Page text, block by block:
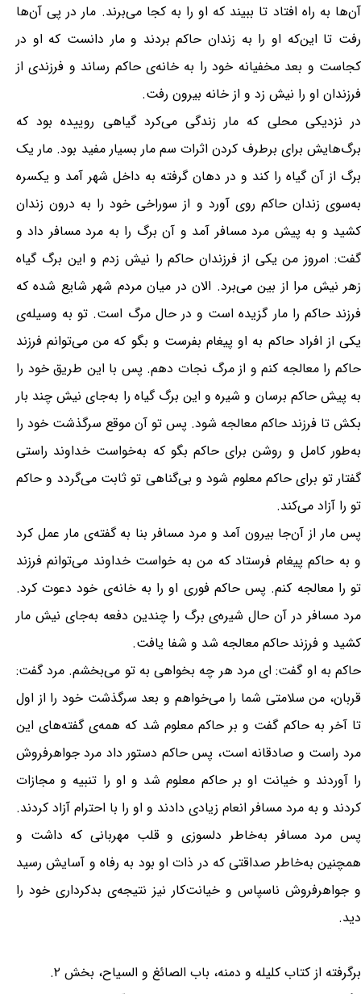
آن‌ها به راه افتاد تا ببیند که او را به کجا می‌برند. مار در پی آن‌ها
رفت تا این‌که او را به زندان حاکم بردند و مار دانست که او در
کجاست و بعد مخفیانه خود را به خانه‌ی حاکم رساند و فرزندی از
فرزندان او را نیش زد و از خانه بیرون رفت.
در نزدیکی محلی که مار زندگی می‌کرد گیاهی روییده بود که
برگ‌هایش برای برطرف کردن اثرات سم مار بسیار مفید بود. مار یک
برگ از آن گیاه را کند و در دهان گرفته به داخل شهر آمد و یکسره
به‌سوی زندان حاکم روی آورد و از سوراخی خود را به درون زندان
کشید و به پیش مرد مسافر آمد و آن برگ را به مرد مسافر داد و
گفت: امروز من یکی از فرزندان حاکم را نیش زدم و این برگ گیاه
زهر نیش مرا از بین می‌برد. الان در میان مردم شهر شایع شده که
فرزند حاکم را مار گزیده است و در حال مرگ است. تو به وسیله‌ی
یکی از افراد حاکم به او پیغام بفرست و بگو که من می‌توانم فرزند
حاکم را معالجه کنم و از مرگ نجات دهم. پس با این طریق خود را
به پیش حاکم برسان و شیره و این برگ گیاه را به‌جای نیش چند بار
بکش تا فرزند حاکم معالجه شود. پس تو آن موقع سرگذشت خود را
به‌طور کامل و روشن برای حاکم بگو که به‌خواست خداوند راستی
گفتار تو برای حاکم معلوم شود و بی‌گناهی تو ثابت می‌گردد و حاکم
تو را آزاد می‌کند.
پس مار از آن‌جا بیرون آمد و مرد مسافر بنا به گفته‌ی مار عمل کرد
و به حاکم پیغام فرستاد که من به خواست خداوند می‌توانم فرزند
تو را معالجه کنم. پس حاکم فوری او را به خانه‌ی خود دعوت کرد.
مرد مسافر در آن حال شیره‌ی برگ را چندین دفعه به‌جای نیش مار
کشید و فرزند حاکم معالجه شد و شفا یافت.
حاکم به او گفت: ای مرد هر چه بخواهی به تو می‌بخشم. مرد گفت:
قربان، من سلامتی شما را می‌خواهم و بعد سرگذشت خود را از اول
تا آخر به حاکم گفت و بر حاکم معلوم شد که همه‌ی گفته‌های این
مرد راست و صادقانه است، پس حاکم دستور داد مرد جواهرفروش
را آوردند و خیانت او بر حاکم معلوم شد و او را تنبیه و مجازات
کردند و به مرد مسافر انعام زیادی دادند و او را با احترام آزاد کردند.
پس مرد مسافر به‌خاطر دلسوزی و قلب مهربانی که داشت و
همچنین به‌خاطر صداقتی که در ذات او بود به رفاه و آسایش رسید
و جواهرفروش ناسپاس و خیانت‌کار نیز نتیجه‌ی بدکرداری خود را
دید.
برگرفته از کتاب کلیله و دمنه، باب الصائغ و السیاح، بخش ۲.